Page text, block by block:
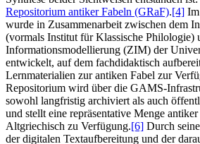
Repositorium antiker Fabeln (GRaF).[4]
wurde in Zusammenarbeit zwischen dem
(vormals Institut für Klassische Philologie)
Informationsmodellierung (ZIM) der
entwickelt, auf dem fachdidaktisch
Lernmaterialien zur antiken Fabel zur
Repositorium wird über die GAMS-
sowohl langfristig archiviert als auch
und stellt eine repräsentative Menge
Altgriechisch zu Verfügung.[6] Durch
der digitalen Textaufbereitung und der